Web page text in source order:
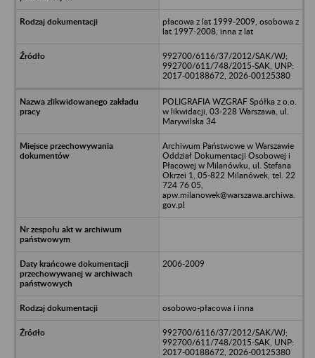
płacowa z lat 1999-2009, osobowa z
lat 1997-2008, inna z lat
992700/6116/37/2012/SAK/WJ;
992700/611/748/2015-SAK, UNP:
2017-00188672, 2026-00125380
POLIGRAFIA WZGRAF Spółka z o.o.
w likwidacji, 03-228 Warszawa, ul.
Marywilska 34
Archiwum Państwowe w Warszawie
Oddział Dokumentacji Osobowej i
Płacowej w Milanówku, ul. Stefana
Okrzei 1, 05-822 Milanówek, tel. 22
724 76 05,
apw.milanowek@warszawa.archiwa.
gov.pl
2006-2009
osobowo-płacowa i inna
992700/6116/37/2012/SAK/WJ;
992700/611/748/2015-SAK, UNP:
2017-00188672, 2026-00125380